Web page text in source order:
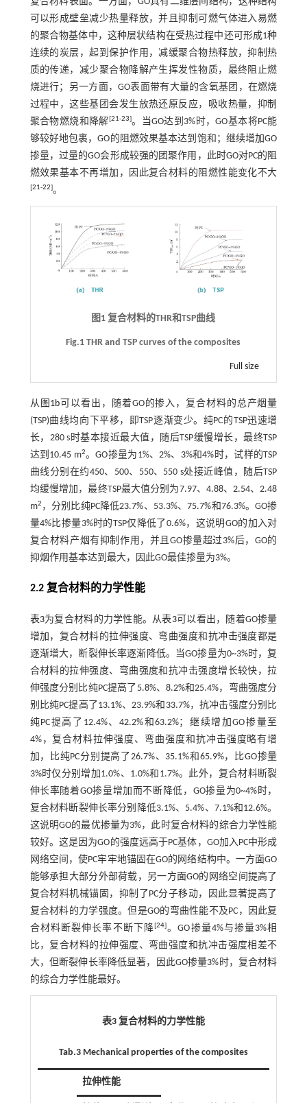
可以形成壁垒减少热量释放，并且抑制可燃气体进入易燃
的聚合物基体中，这种层状结构在受热过程中还可形成1种
连续的炭层，起到保护作用，减缓聚合物热释放，抑制热
质的传递，减少聚合物降解产生挥发性物质，最终阻止燃
烧进行；另一方面，GO表面带有大量的含氧基团，在燃烧
过程中，这些基团会发生放热还原反应，吸收热量，抑制
聚合物燃烧和降解[21-23]。当GO达到3%时，GO基本将PC能
够较好地包裹，GO的阻燃效果基本达到饱和；继续增加GO
掺量，过量的GO会形成较强的团聚作用，此时GO对PC的阻
燃效果基本不再增加，因此复合材料的阻燃性能变化不大
[21-22]。
图1 复合材料的THR和TSP曲线
Fig.1 THR and TSP curves of the composites
Full size
从 图1b 可以看出，随着GO的掺入，复合材料的总产烟量
(TSP)曲线均向下平移，即TSP逐渐变少。纯PC的TSP迅速增
长，280 s时基本接近最大值，随后TSP缓慢增长，最终TSP
达到10.45 m2。GO掺量为1%、2%、3%和4%时，试样的TSP
曲线分别在约450、500、550、550 s处接近峰值，随后TSP
均缓慢增加，最终TSP最大值分别为7.97、4.88、2.54、2.48
m2 ，分别比纯PC降低23.7%、53.3%、75.7%和76.3%。GO掺
量4%比掺量3%时的TSP仅降低了0.6%，这说明GO的加入对
复合材料产烟有抑制作用，并且GO掺量超过3%后，GO的
抑烟作用基本达到最大，因此GO最佳掺量为3%。
2.2 复合材料的力学性能
表3为复合材料的力学性能。从表3可以看出，随着GO掺量
增加，复合材料的拉伸强度、弯曲强度和抗冲击强度都是
逐渐增大，断裂伸长率逐渐降低。当GO掺量为0~3%时，复
合材料的拉伸强度、弯曲强度和抗冲击强度增长较快，拉
伸强度分别比纯PC提高了5.8%、8.2%和25.4%，弯曲强度分
别比纯PC提高了13.1%、23.9%和33.7%，抗冲击强度分别比
纯PC提高了12.4%、42.2%和63.2%；继续增加GO掺量至
4%，复合材料拉伸强度、弯曲强度和抗冲击强度略有增
加，比纯PC分别提高了26.7%、35.1%和65.9%，比GO掺量
3%时仅分别增加1.0%、1.0%和1.7%。此外，复合材料断裂
伸长率随着GO掺量增加而不断降低，GO掺量为0~4%时，
复合材料断裂伸长率分别降低3.1%、5.4%、7.1%和12.6%。
这说明GO的最优掺量为3%，此时复合材料的综合力学性能
较好。这是因为GO的强度远高于PC基体，GO加入PC中形成
网络空间，使PC牢牢地锚固在GO的网络结构中。一方面GO
能够承担大部分外部荷载，另一方面GO的网络空间提高了
复合材料机械锚固，抑制了PC分子移动，因此显著提高了
复合材料的力学强度。但是GO的弯曲性能不及PC，因此复
合材料断裂伸长率不断下降[24]。GO掺量4%与掺量3%相
比，复合材料的拉伸强度、弯曲强度和抗冲击强度相差不
大，但断裂伸长率降低显著，因此GO掺量3%时，复合材料
的综合力学性能最好。
表3 复合材料的力学性能
Tab.3 Mechanical properties of the composites
拉伸性能